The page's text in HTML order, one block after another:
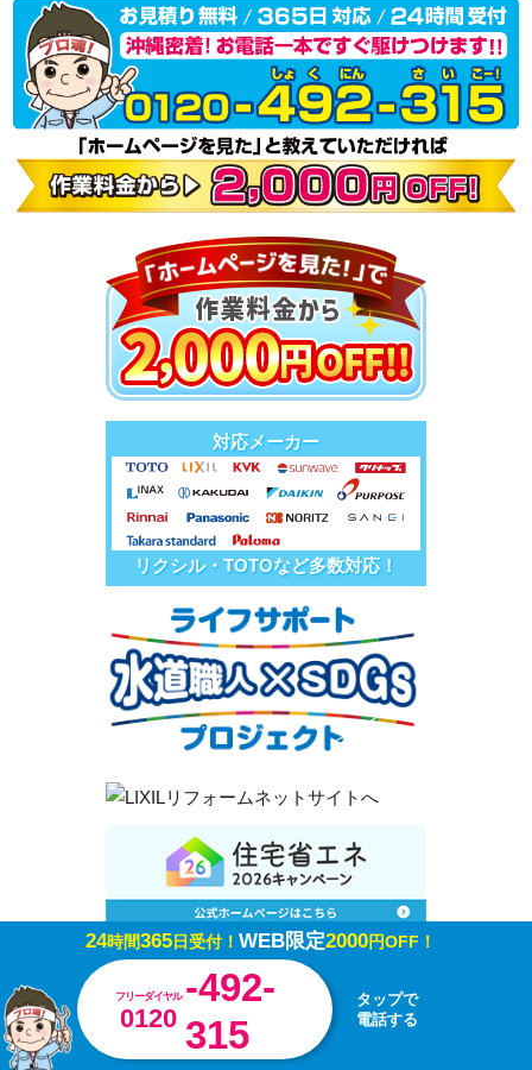
対応メーカー
リクシル・TOTOなど多数対応！
24時間365日受付！ WEB限定2000円OFF！
フリーダイヤル
0120
-492-
315
タップで
電話する